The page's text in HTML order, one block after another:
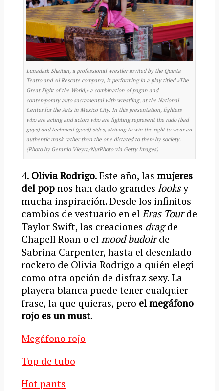
Lunadark Shaitan, a professional wrestler invited by the Quinta
Teatro and Al Rescate company, is performing in a play titled »The
Great Fight of the World,» a combination of pagan and
contemporary auto sacramental with wrestling, at the National
Center for the Arts in Mexico City. In this presentation, fighters
who are acting and actors who are fighting represent the rudo (bad
guys) and technical (good) sides, striving to win the right to wear an
authentic mask rather than the one dictated to them by society.
(Photo by Gerardo Vieyra/NurPhoto via Getty Images)
4. Olivia Rodrigo. Este año, las mujeres
del popnos han dado grandes looksy
mucha inspiración. Desde los infinitos
cambios de vestuario en elEras Tourde
Taylor Swift, las creaciones dragde
Chapell Roan o elmood budoirde
Sabrina Carpenter, hasta el desenfado
rockero de Olivia Rodrigo a quién elegí
como otra opción de disfraz sexy. La
playera blanca puede tener cualquier
frase, la que quieras, pero el megáfono
rojo es un must.
Megáfono rojo
Top de tubo
Hot pants